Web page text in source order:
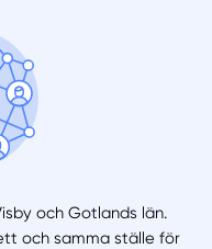
och Gotlands län.
och samma ställe för